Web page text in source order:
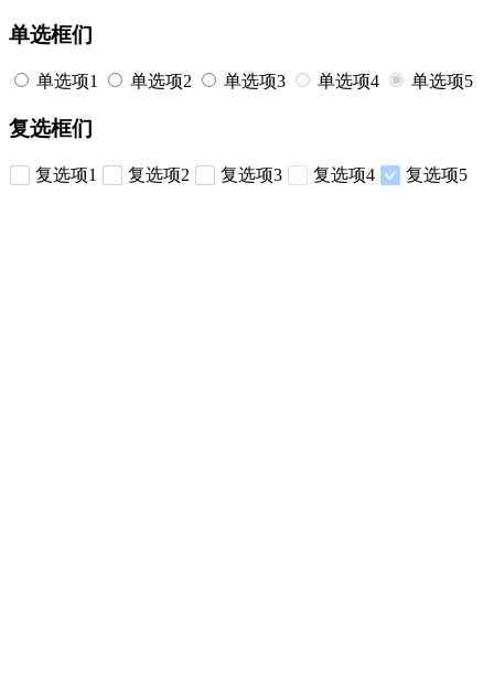
单选框们
单选项1 单选项2 单选项3 单选项4 单选项5
复选框们
复选项1 复选项2 复选项3 复选项4 复选项5